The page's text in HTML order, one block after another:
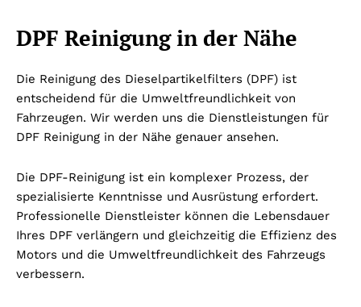
DPF Reinigung in der Nähe
Die Reinigung des Dieselpartikelfilters (DPF) ist
entscheidend für die Umweltfreundlichkeit von
Fahrzeugen. Wir werden uns die Dienstleistungen für
DPF Reinigung in der Nähe genauer ansehen.
Die DPF-Reinigung ist ein komplexer Prozess, der
spezialisierte Kenntnisse und Ausrüstung erfordert.
Professionelle Dienstleister können die Lebensdauer
Ihres DPF verlängern und gleichzeitig die Effizienz des
Motors und die Umweltfreundlichkeit des Fahrzeugs
verbessern.